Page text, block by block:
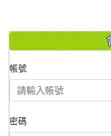
帳號
密碼